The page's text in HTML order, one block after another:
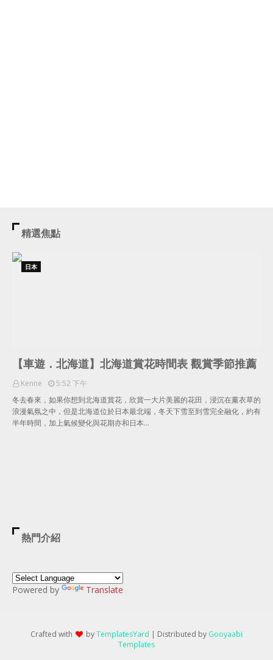
精選焦點
日本
【車遊．北海道】北海道賞花時間表 觀賞季節推薦
Kenne
5:52 下午
冬去春來，如果你想到北海道賞花，欣賞一大片美麗的花田，浸沉在薰衣草的
浪漫氣氛之中，但是北海道位於日本最北端，冬天下雪至到雪完全融化，約有
半年時間，加上氣候變化與花期亦和日本…
熱門介紹
Powered by Translate
Crafted with byTemplatesYard | Distributed by Gooyaabi
Templates